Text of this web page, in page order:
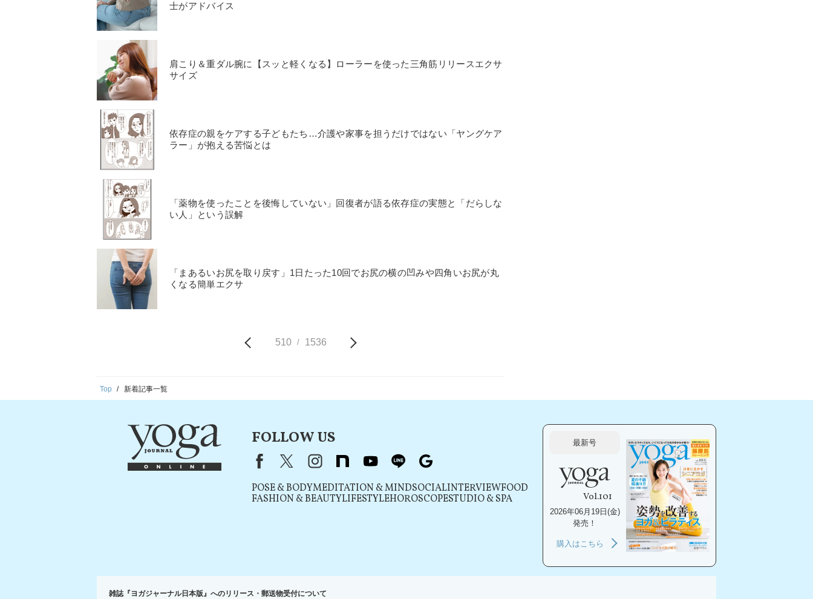
士がアドバイス
肩こり＆重ダル腕に【スッと軽くなる】ローラーを使った三角筋リリースエクサ
サイズ
依存症の親をケアする子どもたち…介護や家事を担うだけではない「ヤングケア
ラー」が抱える苦悩とは
「薬物を使ったことを後悔していない」回復者が語る依存症の実態と「だらしな
い人」という誤解
「まあるいお尻を取り戻す」1日たった10回でお尻の横の凹みや四角いお尻が丸
くなる簡単エクサ
510 / 1536
Top 新着記事一覧
FOLLOW US
FacebookX（旧Twitter）
instagram
note youtube line
POSE & BODYMEDITATION & MINDSOCIALINTERVIEWFOOD
FASHION & BEAUTYLIFESTYLEHOROSCOPESTUDIO & SPA
最新号
Vol.101
2026年06月19日(金)
発売！
購入はこちら
雑誌『ヨガジャーナル日本版』へのリリース・郵送物受付について